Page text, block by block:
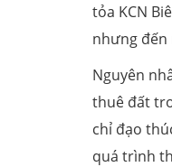
tỏa KCN
nhưng đến
Nguyên
thuê đất
chỉ đạo
quá trình